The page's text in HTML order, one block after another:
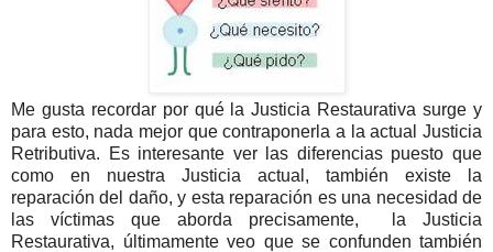
Me gusta recordar por qué la Justicia Restaurativa surge y
para esto, nada mejor que contraponerla a la actual Justicia
Retributiva. Es interesante ver las diferencias puesto que
como en nuestra Justicia actual, también existe la
reparación del daño, y esta reparación es una necesidad de
las víctimas que aborda precisamente, la Justicia
Restaurativa, últimamente veo que se confunden también